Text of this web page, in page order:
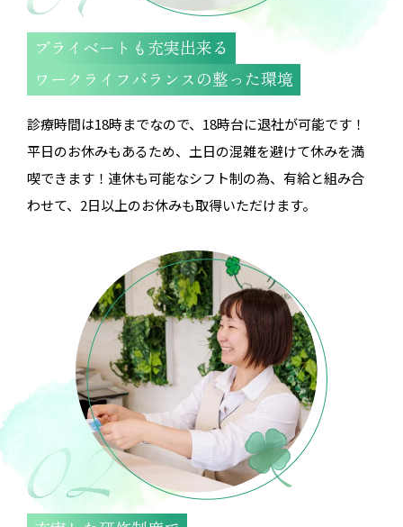
プライベートも充実出来る
ワークライフバランスの整った環境
診療時間は18時までなので、18時台に退社が可能です！
平日のお休みもあるため、土日の混雑を避けて休みを満
喫できます！連休も可能なシフト制の為、有給と組み合
わせて、2日以上のお休みも取得いただけます。